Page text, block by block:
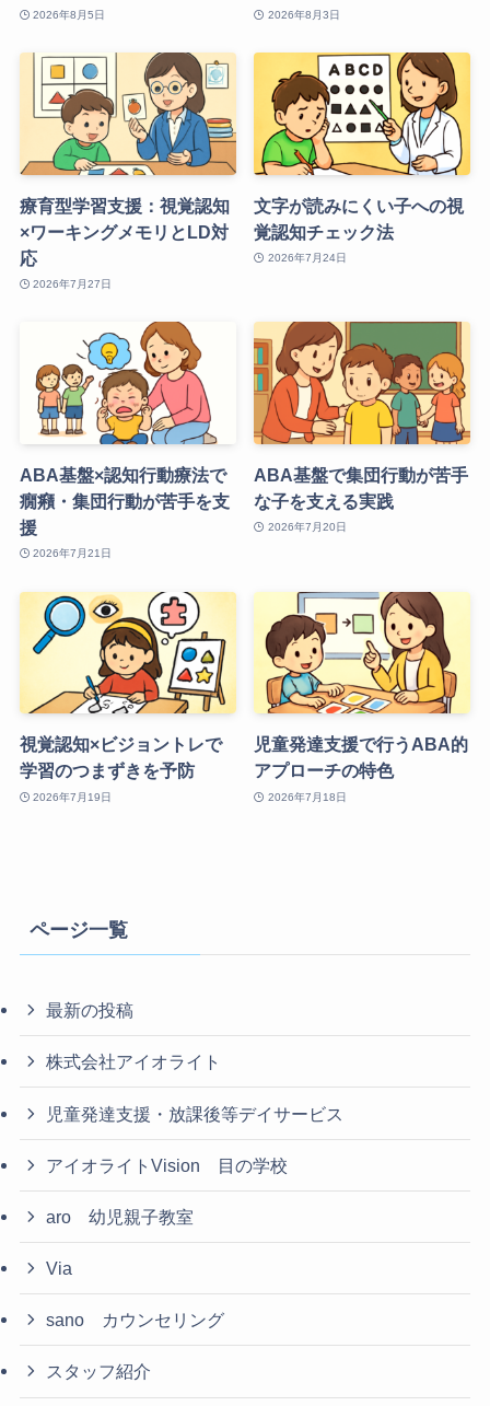
2026年8月5日 2026年8月3日
療育型学習支援：視覚認知
×ワーキングメモリとLD対
応
2026年7月27日
文字が読みにくい子への視
覚認知チェック法
2026年7月24日
ABA基盤×認知行動療法で
癇癪・集団行動が苦手を支
援
2026年7月21日
ABA基盤で集団行動が苦手
な子を支える実践
2026年7月20日
視覚認知×ビジョントレで
学習のつまずきを予防
2026年7月19日
児童発達支援で行うABA的
アプローチの特色
2026年7月18日
ページ一覧
最新の投稿
株式会社アイオライト
児童発達支援・放課後等デイサービス
アイオライトVision 目の学校
aro 幼児親子教室
Via
sano カウンセリング
スタッフ紹介